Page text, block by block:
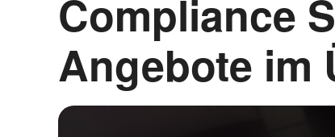
Compliance
Angebote im